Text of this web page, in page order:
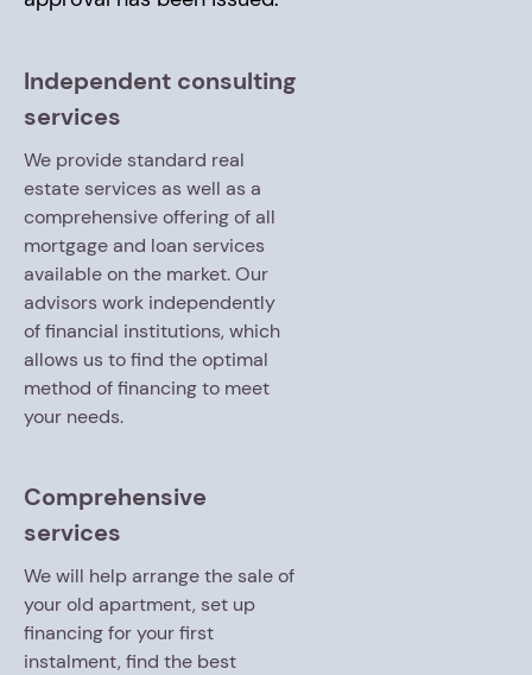
Independent consulting
services
We provide standard real
estate services as well as a
comprehensive offering of all
mortgage and loan services
available on the market. Our
advisors work independently
of financial institutions, which
allows us to find the optimal
method of financing to meet
your needs.
Comprehensive
services
We will help arrange the sale of
your old apartment, set up
financing for your first
instalment, find the best